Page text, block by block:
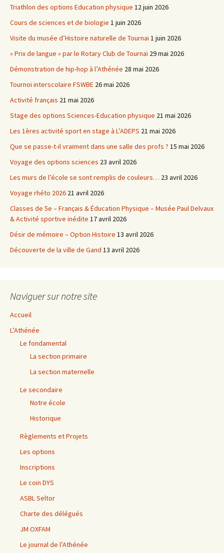
Triathlon des options Education physique 12 juin 2026
Cours de sciences et de biologie 1 juin 2026
Visite du musée d’Histoire naturelle de Tournai 1 juin 2026
« Prix de langue » par le Rotary Club de Tournai 29 mai 2026
Démonstration de hip-hop à l’Athénée 28 mai 2026
Tournoi interscolaire FSWBE 26 mai 2026
Activité français 21 mai 2026
Stage des options Sciences-Education physique 21 mai 2026
Les 1ères activité sport en stage à L’ADEPS 21 mai 2026
Que se passe-t-il vraiment dans une salle des profs ? 15 mai 2026
Voyage des options sciences 23 avril 2026
Les murs de l’école se sont remplis de couleurs… 23 avril 2026
Voyage rhéto 2026 21 avril 2026
Classes de 5e – Français & Éducation Physique – Musée Paul Delvaux
& Activité sportive inédite 17 avril 2026
Désir de mémoire – Option Histoire 13 avril 2026
Découverte de la ville de Gand 13 avril 2026
Naviguer sur notre site
Accueil
L’Athénée
Le fondamental
La section primaire
La section maternelle
Le secondaire
Notre école
Historique
Règlements et Projets
Les options
Inscriptions
Le coin DYS
ASBL Seltor
Charte des délégués
JM OXFAM
Le journal de l’Athénée